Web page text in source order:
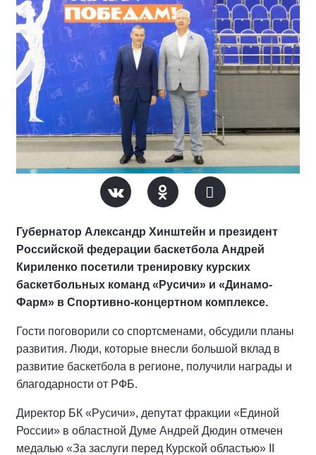
Губернатор Александр Хинштейн и президент
Российской федерации баскетбола Андрей
Кириленко посетили тренировку курских
баскетбольных команд «Русичи» и «Динамо-
Фарм» в Спортивно-концертном комплексе.
Гости поговорили со спортсменами, обсудили планы
развития. Люди, которые внесли большой вклад в
развитие баскетбола в регионе, получили награды и
благодарности от РФБ.
Директор БК «Русичи», депутат фракции «Единой
России» в областной Думе Андрей Дюдин отмечен
медалью «За заслуги перед Курской областью» II